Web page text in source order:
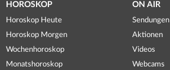
HOROSKOP
Horoskop Heute
Horoskop Morgen
Wochenhoroskop
Monatshoroskop
ON AIR
Sendungen
Aktionen
Videos
Webcams